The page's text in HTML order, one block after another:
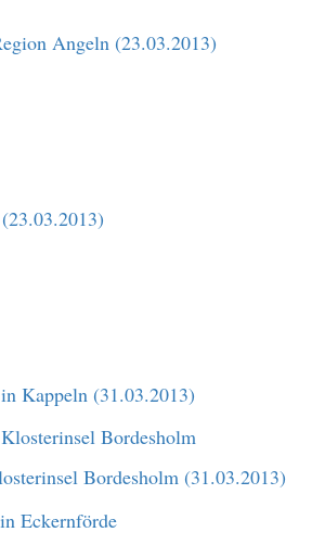
Angeln (23.03.2013)
Kappeln (31.03.2013)
Bordesholm (31.03.2013)